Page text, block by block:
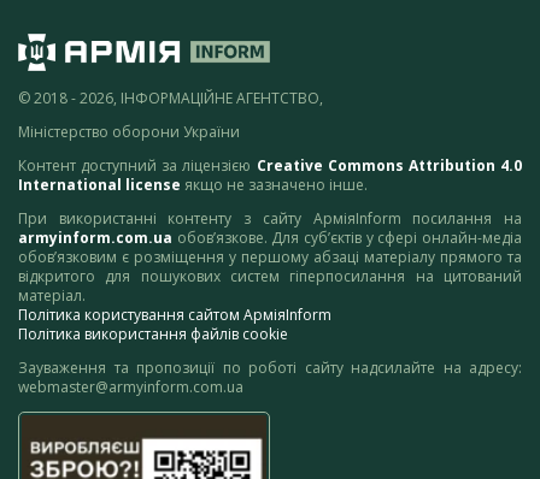
© 2018 - 2026, ІНФОРМАЦІЙНЕ АГЕНТСТВО,
Міністерство оборони України
Контент доступний за ліцензією Creative Commons Attribution 4.0
International license якщо не зазначено інше.
При використанні контенту з сайту АрміяInform посилання на
armyinform.com.ua обов’язкове. Для суб’єктів у сфері онлайн-медіа
обов’язковим є розміщення у першому абзаці матеріалу прямого та
відкритого для пошукових систем гіперпосилання на цитований
матеріал.
Політика користування сайтом АрміяInform
Політика використання файлів cookie
Зауваження та пропозиції по роботі сайту надсилайте на адресу:
webmaster@armyinform.com.ua